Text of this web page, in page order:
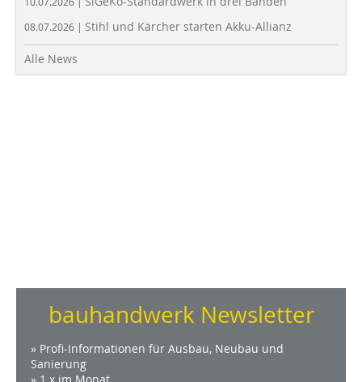
08.07.2026 | Stihl und Kärcher starten Akku-Allianz
Alle News
bauhandwerk Newsletter
» Profi-Informationen für Ausbau, Neubau und
Sanierung